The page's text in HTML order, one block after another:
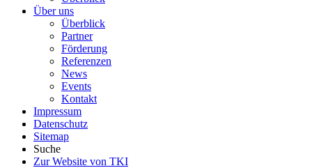
Über uns
Überblick
Partner
Förderung
Referenzen
News
Events
Kontakt
Impressum
Datenschutz
Sitemap
Suche
Zur Website von TKI